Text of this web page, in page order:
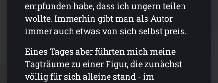
empfunden habe, dass ich ungern teilen
wollte. Immerhin gibt man als Autor
immer auch etwas von sich selbst preis.
Eines Tages aber führten mich meine
Tagträume zu einer Figur, die zunächst
völlig für sich alleine stand - im